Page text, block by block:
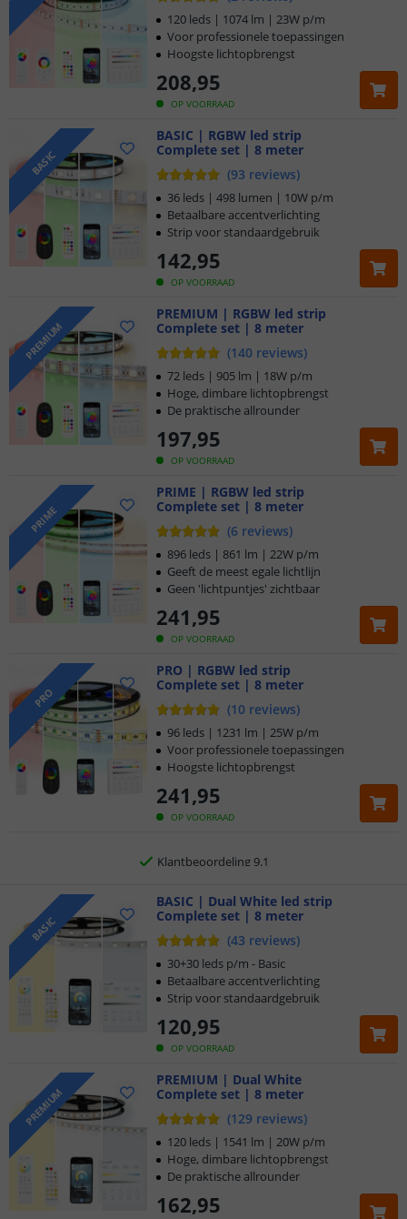
OP VOORRAAD
208,95
120 leds | 1074 lm | 23W p/m
Voor professionele toepassingen
Hoogste lichtopbrengst
BASIC
BASIC | RGBW led strip
Complete set | 8 meter
(93 reviews)
OP VOORRAAD
142,95
36 leds | 498 lumen | 10W p/m
Betaalbare accentverlichting
Strip voor standaardgebruik
PREMIUM
PREMIUM | RGBW led strip
Complete set | 8 meter
(140 reviews)
OP VOORRAAD
197,95
72 leds | 905 lm | 18W p/m
Hoge, dimbare lichtopbrengst
De praktische allrounder
PRIME
PRIME | RGBW led strip
Complete set | 8 meter
(6 reviews)
OP VOORRAAD
241,95
896 leds | 861 lm | 22W p/m
Geeft de meest egale lichtlijn
Geen 'lichtpuntjes' zichtbaar
PRO
PRO | RGBW led strip
Complete set | 8 meter
(10 reviews)
OP VOORRAAD
241,95
96 leds | 1231 lm | 25W p/m
Voor professionele toepassingen
Hoogste lichtopbrengst
Klantbeoordeling 9.1
Voor 23:45 uur besteld,morgen in huis
5 jaar garantie
Gratis verzending vanaf € 20,-
Klantbeoordeling 9.1
Voor 23:45 uur besteld,morgen in huis
BASIC
BASIC | Dual White led strip
Complete set | 8 meter
(43 reviews)
OP VOORRAAD
120,95
30+30 leds p/m - Basic
Betaalbare accentverlichting
Strip voor standaardgebruik
PREMIUM
PREMIUM | Dual White
Complete set | 8 meter
(129 reviews)
162,95
120 leds | 1541 lm | 20W p/m
Hoge, dimbare lichtopbrengst
De praktische allrounder